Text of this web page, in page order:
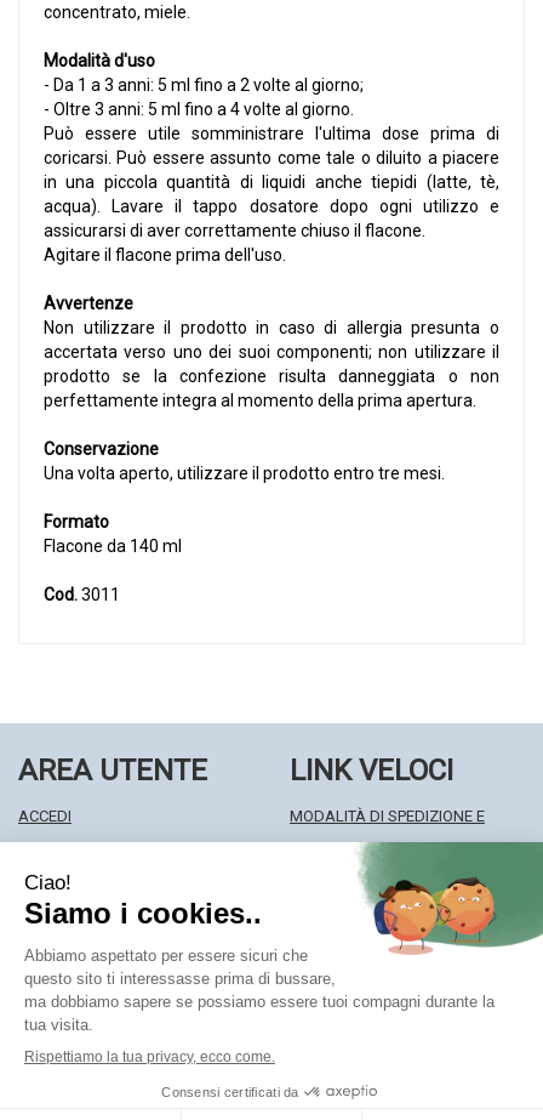
concentrato, miele.
Modalità d'uso
- Da 1 a 3 anni: 5 ml fino a 2 volte al giorno;
- Oltre 3 anni: 5 ml fino a 4 volte al giorno.
Può essere utile somministrare l'ultima dose prima di
coricarsi. Può essere assunto come tale o diluito a piacere
in una piccola quantità di liquidi anche tiepidi (latte, tè,
acqua). Lavare il tappo dosatore dopo ogni utilizzo e
assicurarsi di aver correttamente chiuso il flacone.
Agitare il flacone prima dell'uso.
Avvertenze
Non utilizzare il prodotto in caso di allergia presunta o
accertata verso uno dei suoi componenti; non utilizzare il
prodotto se la confezione risulta danneggiata o non
perfettamente integra al momento della prima apertura.
Conservazione
Una volta aperto, utilizzare il prodotto entro tre mesi.
Formato
Flacone da 140 ml
Cod.3011
AREA UTENTE
ACCEDI
WISHLIST
ISCRIZIONE ALLA NEWSLETTER
LINK VELOCI
MODALITÀ DI SPEDIZIONE E
MODALITÀ DI PAGAMENTO
INFORMATIVA PRIVACY
CONDIZIONI DI VENDITA
Farmacia Centrale Srl
Numero R.E.A.: CO327309